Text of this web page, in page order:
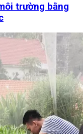
trường bằng